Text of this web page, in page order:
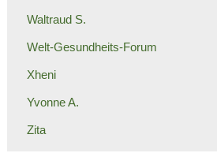
Waltraud S.
Welt-Gesundheits-Forum
Xheni
Yvonne A.
Zita